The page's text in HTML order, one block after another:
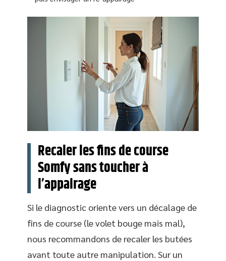
Recaler les fins de course
Somfy sans toucher à
l’appairage
Si le diagnostic oriente vers un décalage de
fins de course (le volet bouge mais mal),
nous recommandons de recaler les butées
avant toute autre manipulation. Sur un